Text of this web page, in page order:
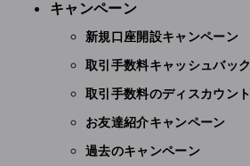
キャンペーン
新規口座開設キャンペーン
取引手数料キャッシュバック
取引手数料のディスカウント
お友達紹介キャンペーン
過去のキャンペーン